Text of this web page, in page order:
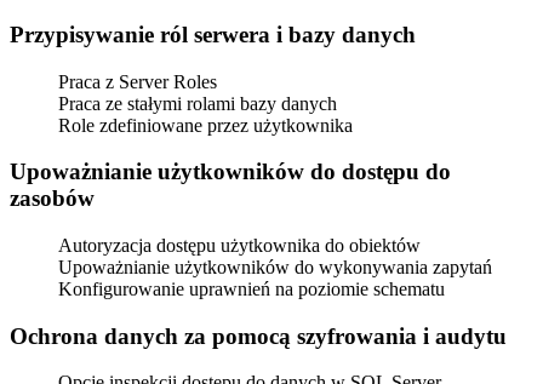
Przypisywanie ról serwera i bazy danych
Praca z Server Roles
Praca ze stałymi rolami bazy danych
Role zdefiniowane przez użytkownika
Upoważnianie użytkowników do dostępu do
zasobów
Autoryzacja dostępu użytkownika do obiektów
Upoważnianie użytkowników do wykonywania zapytań
Konfigurowanie uprawnień na poziomie schematu
Ochrona danych za pomocą szyfrowania i audytu